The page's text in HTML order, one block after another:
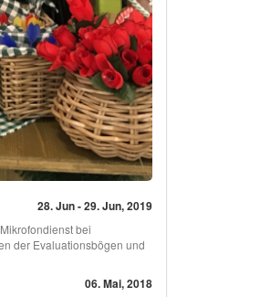
28. Jun - 29. Jun, 2019
bei
der Evaluationsbögen und
06. Mai, 2018